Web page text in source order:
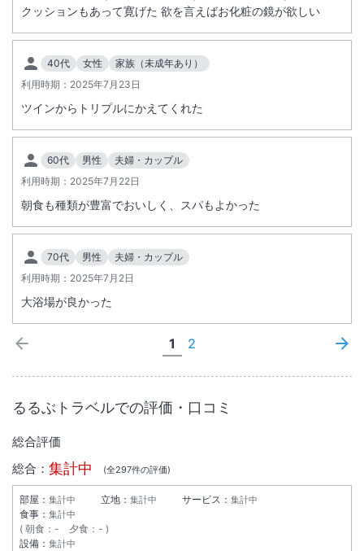
クッションもあって寛げた 欲を言えばお化粧の鏡が欲しい
40代 女性
家族（未成年あり）
利用時期： 2025年7月23日
ツインからトリプルにかえてくれた
60代 男性
夫婦・カップル
利用時期： 2025年7月22日
朝食も種類が豊富でおいしく、スパもよかった
70代 男性
夫婦・カップル
利用時期： 2025年7月2日
大浴場が良かった
1 2
るるぶトラベルでの評価・口コミ
総合評価
総合： 集計中 (全297件の評価)
部屋： 集計中 立地： 集計中 サービス： 集計中
食事： 集計中
朝食 ： - 夕食 ： -
設備： 集計中